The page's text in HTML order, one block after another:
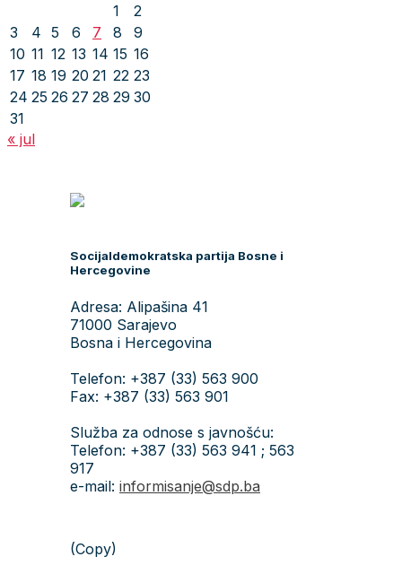
1
2
3
4 5 6 7 8
9
10 11 12 13 14 15 16
17 18 19 20 21 22 23
24 25 26 27 28 29 30
31
« jul
Socijaldemokratska partija Bosne i
Hercegovine
Adresa: Alipašina 41
71000 Sarajevo
Bosna i Hercegovina
Telefon: +387 (33) 563 900
Fax: +387 (33) 563 901
Služba za odnose s javnošću:
Telefon: +387 (33) 563 941 ; 563
917
e-mail: informisanje@sdp.ba
(Copy)